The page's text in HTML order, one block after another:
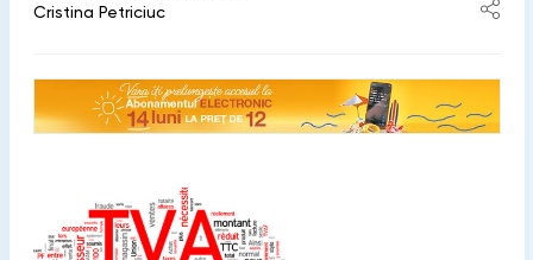
Cristina Petriciuc